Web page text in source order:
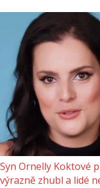
Syn Ornelly Koktové
výrazně zhubl a lidé